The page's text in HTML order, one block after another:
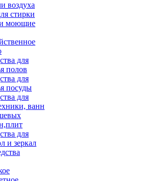
воздуха
стирки
моющие
для
полов
для
посуды
для
ванн
для
и зеркал